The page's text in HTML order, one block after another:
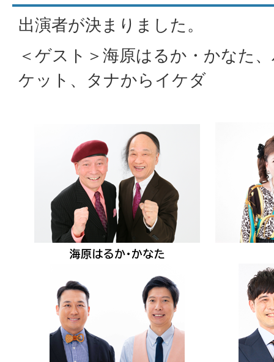
出演者が決まりました。
＜ゲスト＞海原はるか・かなた
ケット、タナからイケダ